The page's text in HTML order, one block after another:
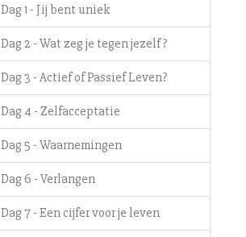
Dag 1 - Jij bent uniek
Dag 2 - Wat zeg je tegen jezelf?
Dag 3 - Actief of Passief Leven?
Dag 4 - Zelfacceptatie
Dag 5 - Waarnemingen
Dag 6 - Verlangen
Dag 7 - Een cijfer voor je leven